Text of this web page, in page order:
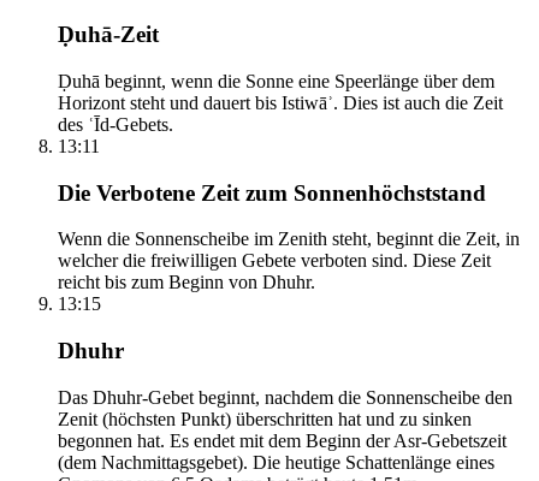
Ḍuhā-Zeit
Ḍuhā beginnt, wenn die Sonne eine Speerlänge über dem
Horizont steht und dauert bis Istiwāʾ. Dies ist auch die Zeit
des ʿĪd-Gebets.
13:11
Die Verbotene Zeit zum Sonnenhöchststand
Wenn die Sonnenscheibe im Zenith steht, beginnt die Zeit, in
welcher die freiwilligen Gebete verboten sind. Diese Zeit
reicht bis zum Beginn von Dhuhr.
13:15
Dhuhr
Das Dhuhr-Gebet beginnt, nachdem die Sonnenscheibe den
Zenit (höchsten Punkt) überschritten hat und zu sinken
begonnen hat. Es endet mit dem Beginn der Asr-Gebetszeit
(dem Nachmittagsgebet). Die heutige Schattenlänge eines